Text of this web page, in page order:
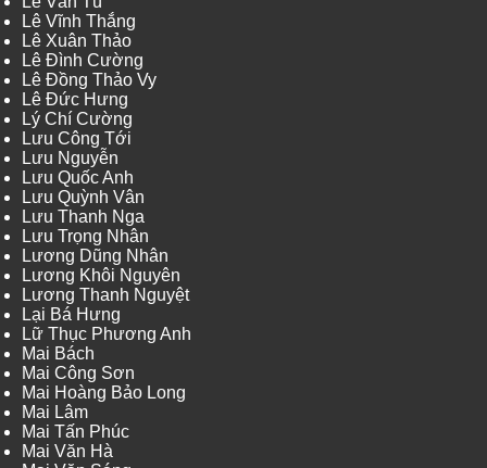
Lê Vĩnh Thắng
Lê Xuân Thảo
Lê Đình Cường
Lê Đồng Thảo Vy
Lê Đức Hưng
Lý Chí Cường
Lưu Công Tới
Lưu Nguyễn
Lưu Quốc Anh
Lưu Quỳnh Vân
Lưu Thanh Nga
Lưu Trọng Nhân
Lương Dũng Nhân
Lương Khôi Nguyên
Lương Thanh Nguyệt
Lại Bá Hưng
Lữ Thục Phương Anh
Mai Bách
Mai Công Sơn
Mai Hoàng Bảo Long
Mai Lâm
Mai Tấn Phúc
Mai Văn Hà